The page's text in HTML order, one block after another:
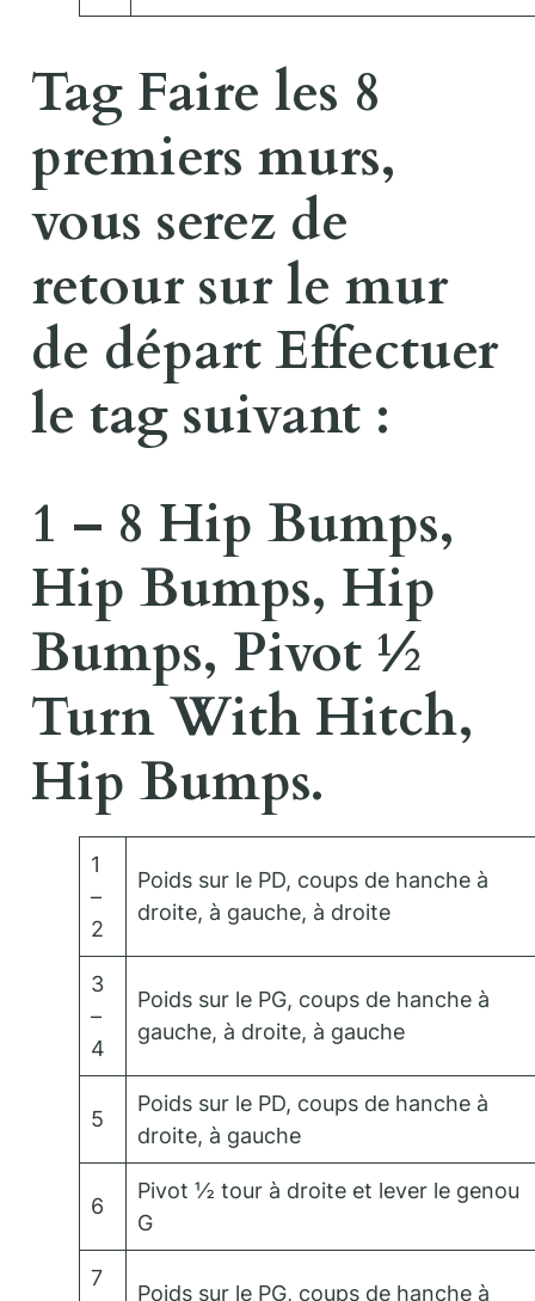
Tag Faire les 8
premiers murs,
vous serez de
retour sur le mur
de départ Effectuer
le tag suivant :
1 – 8 Hip Bumps,
Hip Bumps, Hip
Bumps, Pivot ½
Turn With Hitch,
Hip Bumps.
1
–
2
Poids sur le PD, coups de hanche à
droite, à gauche, à droite
3
–
4
Poids sur le PG, coups de hanche à
gauche, à droite, à gauche
5
Poids sur le PD, coups de hanche à
droite, à gauche
6
Pivot ½ tour à droite et lever le genou
G
7
Poids sur le PG, coups de hanche à